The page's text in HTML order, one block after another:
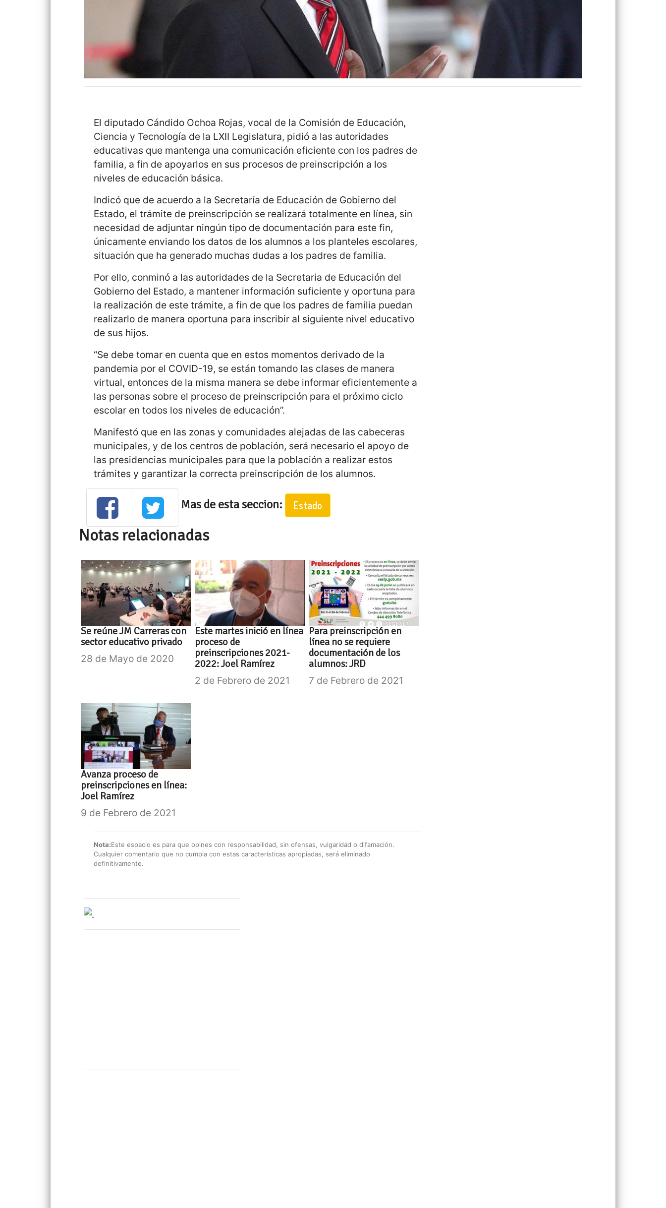
El diputado Cándido Ochoa Rojas, vocal de la Comisión de Educación,
Ciencia y Tecnología de la LXII Legislatura, pidió a las autoridades
educativas que mantenga una comunicación eficiente con los padres de
familia, a fin de apoyarlos en sus procesos de preinscripción a los
niveles de educación básica.
Indicó que de acuerdo a la Secretaría de Educación de Gobierno del
Estado, el trámite de preinscripción se realizará totalmente en línea, sin
necesidad de adjuntar ningún tipo de documentación para este fin,
únicamente enviando los datos de los alumnos a los planteles escolares,
situación que ha generado muchas dudas a los padres de familia.
Por ello, conminó a las autoridades de la Secretaria de Educación del
Gobierno del Estado, a mantener información suficiente y oportuna para
la realización de este trámite, a fin de que los padres de familia puedan
realizarlo de manera oportuna para inscribir al siguiente nivel educativo
de sus hijos.
“Se debe tomar en cuenta que en estos momentos derivado de la
pandemia por el COVID-19, se están tomando las clases de manera
virtual, entonces de la misma manera se debe informar eficientemente a
las personas sobre el proceso de preinscripción para el próximo ciclo
escolar en todos los niveles de educación”.
Manifestó que en las zonas y comunidades alejadas de las cabeceras
municipales, y de los centros de población, será necesario el apoyo de
las presidencias municipales para que la población a realizar estos
trámites y garantizar la correcta preinscripción de los alumnos.
Mas de esta seccion: Estado
Notas relacionadas
Se reúne JM Carreras con
sector educativo privado
28 de Mayo de 2020
Este martes inició en línea
proceso de
preinscripciones 2021-
2022: Joel Ramírez
2 de Febrero de 2021
Para preinscripción en
línea no se requiere
documentación de los
alumnos: JRD
7 de Febrero de 2021
Avanza proceso de
preinscripciones en línea:
Joel Ramírez
9 de Febrero de 2021
Nota:Este espacio es para que opines con responsabilidad, sin ofensas, vulgaridad o difamación.
Cualquier comentario que no cumpla con estas características apropiadas, será eliminado
definitivamente.